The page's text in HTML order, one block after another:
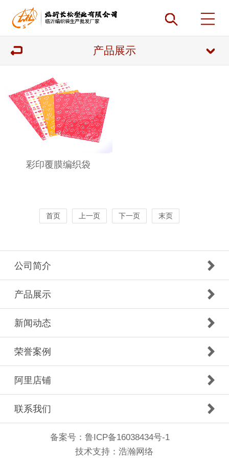
产品展示
彩印覆膜编织袋
首页 上一页 下一页 末页
公司简介
产品展示
新闻动态
荣誉案例
阿里店铺
联系我们
备案号：鲁ICP备16038434号-1
技术支持：浩瀚网络